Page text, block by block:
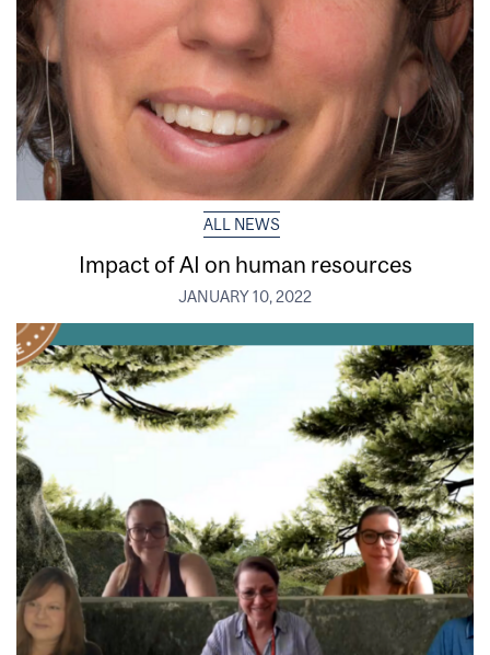
ALL NEWS
Impact of AI on human resources
JANUARY 10, 2022